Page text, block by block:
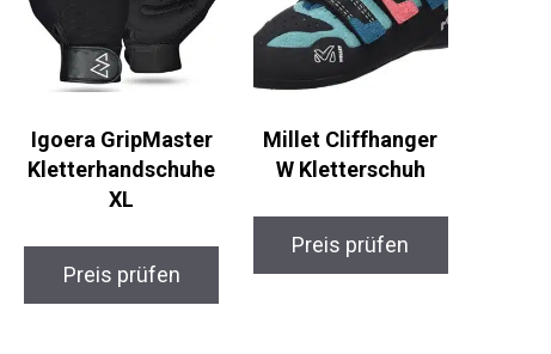
Igoera GripMaster
Kletterhandschuhe
Preis prüfen
Millet Cliffhanger
Preis prüfen